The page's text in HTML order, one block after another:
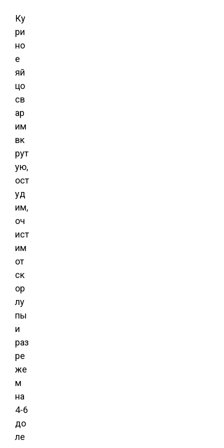
Ку
ри
но
е
яй
цо
св
ар
им
вк
рут
ую,
ост
уд
им,
оч
ист
им
от
ск
ор
лу
пы
и
раз
ре
же
м
на
4-6
до
ле